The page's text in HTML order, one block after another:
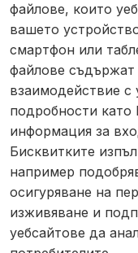
файлове, които
вашето
смартфон или
файлове
взаимодействие с
подробности
информация за
Бисквитките
например
осигуряване на
изживяване и
уебсайтове да